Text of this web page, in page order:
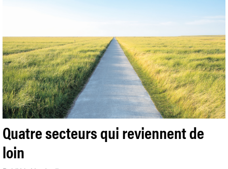
Quatre secteurs qui reviennent de
loin